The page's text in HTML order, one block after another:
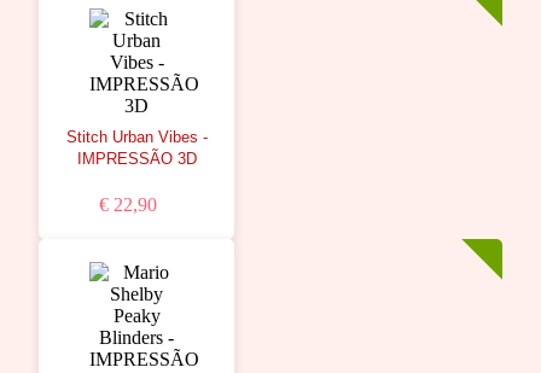
Stitch Urban Vibes -
IMPRESSÃO 3D
€ 22,90